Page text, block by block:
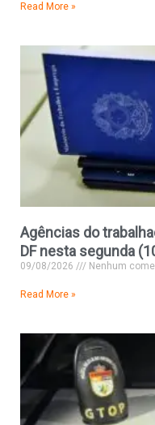
Read More »
Agências do
DF nesta segunda
09/08/2026 Nenhum
Read More »